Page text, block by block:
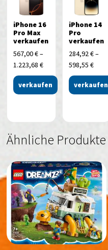
iPhone 16
Pro Max
verkaufen
567,00€–
1.223,68€
verkaufen
iPhone 14
Pro
verkaufen
284,92€–
598,55 €
verkaufen
Ähnliche Produkte